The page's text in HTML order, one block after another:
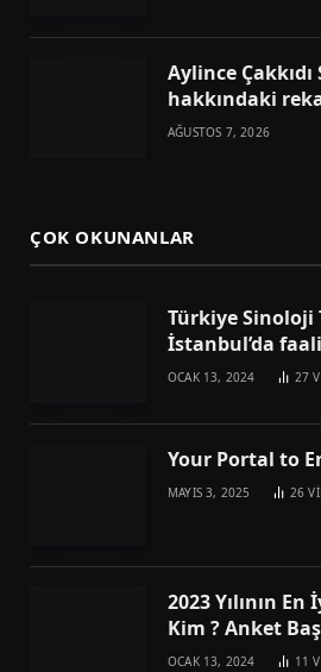
Aylince Çakkıdı
hakkındaki
AĞUSTOS 7, 2026
ÇOK OKUNANLAR
Türkiye Sinoloji
İstanbul’da
OCAK 13, 2024 27
Your Portal to
MAYIS 3, 2025 26
2023 Yılının
Kim ? Anket
OCAK 13, 2024 11